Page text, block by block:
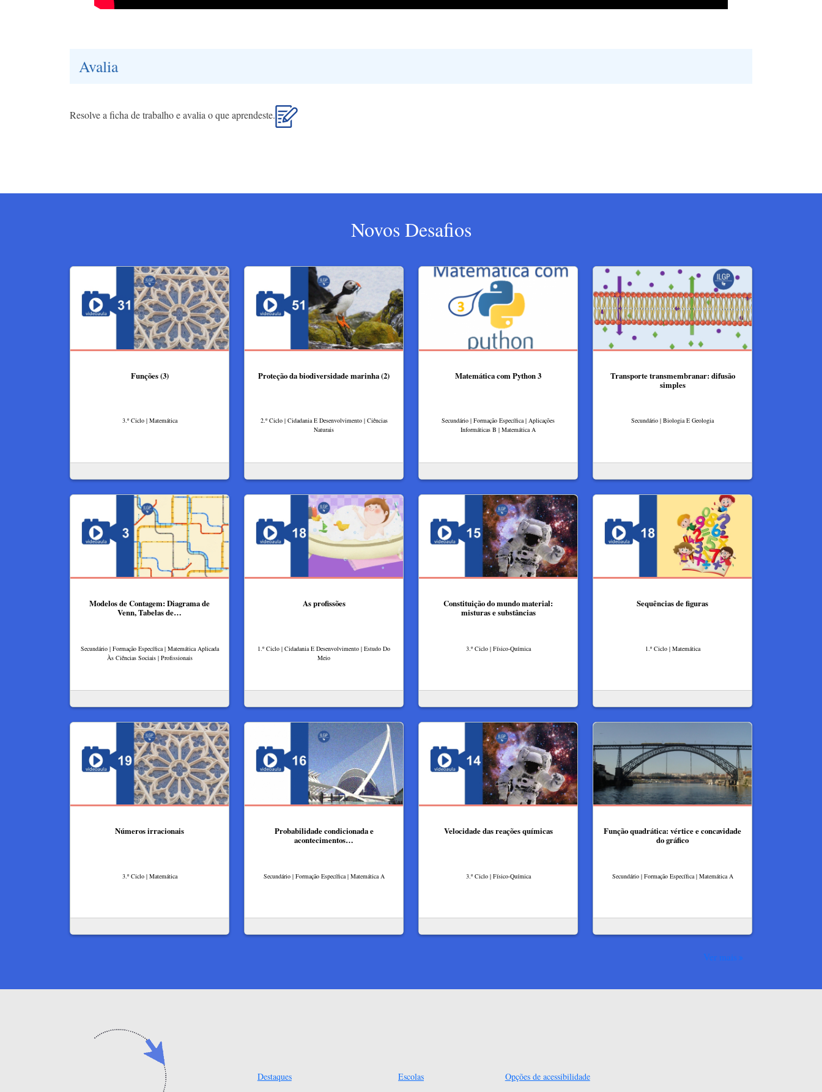
Avalia
Resolve a ficha de trabalho e avalia o que aprendeste.
Novos Desafios
Funções (3)
3.º Ciclo | Matemática
Proteção da biodiversidade marinha (2)
2.º Ciclo | Cidadania E Desenvolvimento | Ciências
Naturais
Matemática com Python 3
Secundário | Formação Específica | Aplicações
Informáticas B | Matemática A
Transporte transmembranar: difusão
simples
Secundário | Biologia E Geologia
Modelos de Contagem: Diagrama de
Venn, Tabelas de…
Secundário | Formação Específica | Matemática Aplicada
Às Ciências Sociais | Profissionais
As profissões
1.º Ciclo | Cidadania E Desenvolvimento | Estudo Do
Meio
Constituição do mundo material:
misturas e substâncias
3.º Ciclo | Físico-Química
Sequências de figuras
1.º Ciclo | Matemática
Números irracionais
3.º Ciclo | Matemática
Probabilidade condicionada e
acontecimentos…
Secundário | Formação Específica | Matemática A
Velocidade das reações químicas
3.º Ciclo | Físico-Química
Função quadrática: vértice e concavidade
do gráfico
Secundário | Formação Específica | Matemática A
Ver mais
Destaques Escolas Opções de acessibilidade